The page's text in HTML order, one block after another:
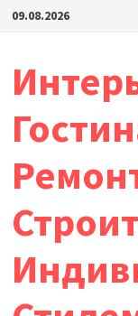
Перейти
09.08.2026